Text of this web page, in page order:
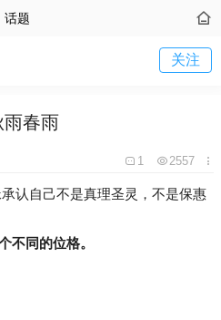
话题
关注
春雨
1 2557
认自己不是真理圣灵，不是保惠
不同的位格。